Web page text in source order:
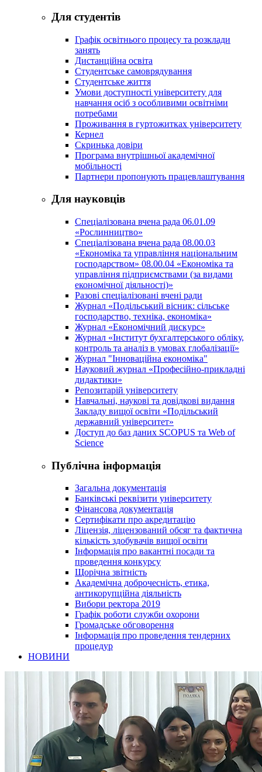
Для студентів
Графік освітнього процесу та розклади
занять
Дистанційна освіта
Студентське самоврядування
Студентське життя
Умови доступності університету для
навчання осіб з особливими освітніми
потребами
Проживання в гуртожитках університету
Кернел
Скринька довіри
Програма внутрішньої академічної
мобільності
Партнери пропонують працевлаштування
Для науковців
Спеціалізована вчена рада 06.01.09
«Рослинництво»
Спеціалізована вчена рада 08.00.03
«Економіка та управління національним
господарством» 08.00.04 «Економіка та
управління підприємствами (за видами
економічної діяльності)»
Разові спеціалізовані вчені ради
Журнал «Подільський вісник: сільське
господарство, техніка, економіка»
Журнал «Економічний дискурс»
Журнал «Інститут бухгалтерського обліку,
контроль та аналіз в умовах глобалізації»
Журнал "Інноваційна економіка"
Науковий журнал «Професійно-прикладні
дидактики»
Репозитарій університету
Навчальні, наукові та довідкові видання
Закладу вищої освіти «Подільський
державний університет»
Доступ до баз даних SCOPUS та Web of
Science
Публічна інформація
Загальна документація
Банківські реквізити університету
Фінансова документація
Сертифікати про акредитацію
Ліцензія, ліцензований обсяг та фактична
кількість здобувачів вищої освіти
Інформація про вакантні посади та
проведення конкурсу
Щорічна звітність
Академічна доброчесність, етика,
антикорупційна діяльність
Вибори ректора 2019
Графік роботи служби охорони
Громадське обговорення
Інформація про проведення тендерних
процедур
НОВИНИ